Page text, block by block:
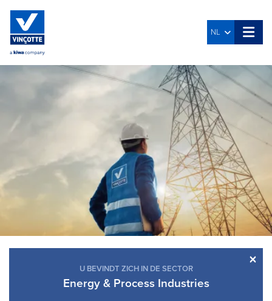
NL
×
U BEVINDT ZICH IN DE SECTOR
Energy & Process Industries